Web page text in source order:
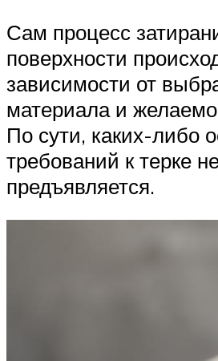
Сам процесс
поверхности
зависимости от
материала и
По сути, каких-либо
требований к терке
предъявляется.